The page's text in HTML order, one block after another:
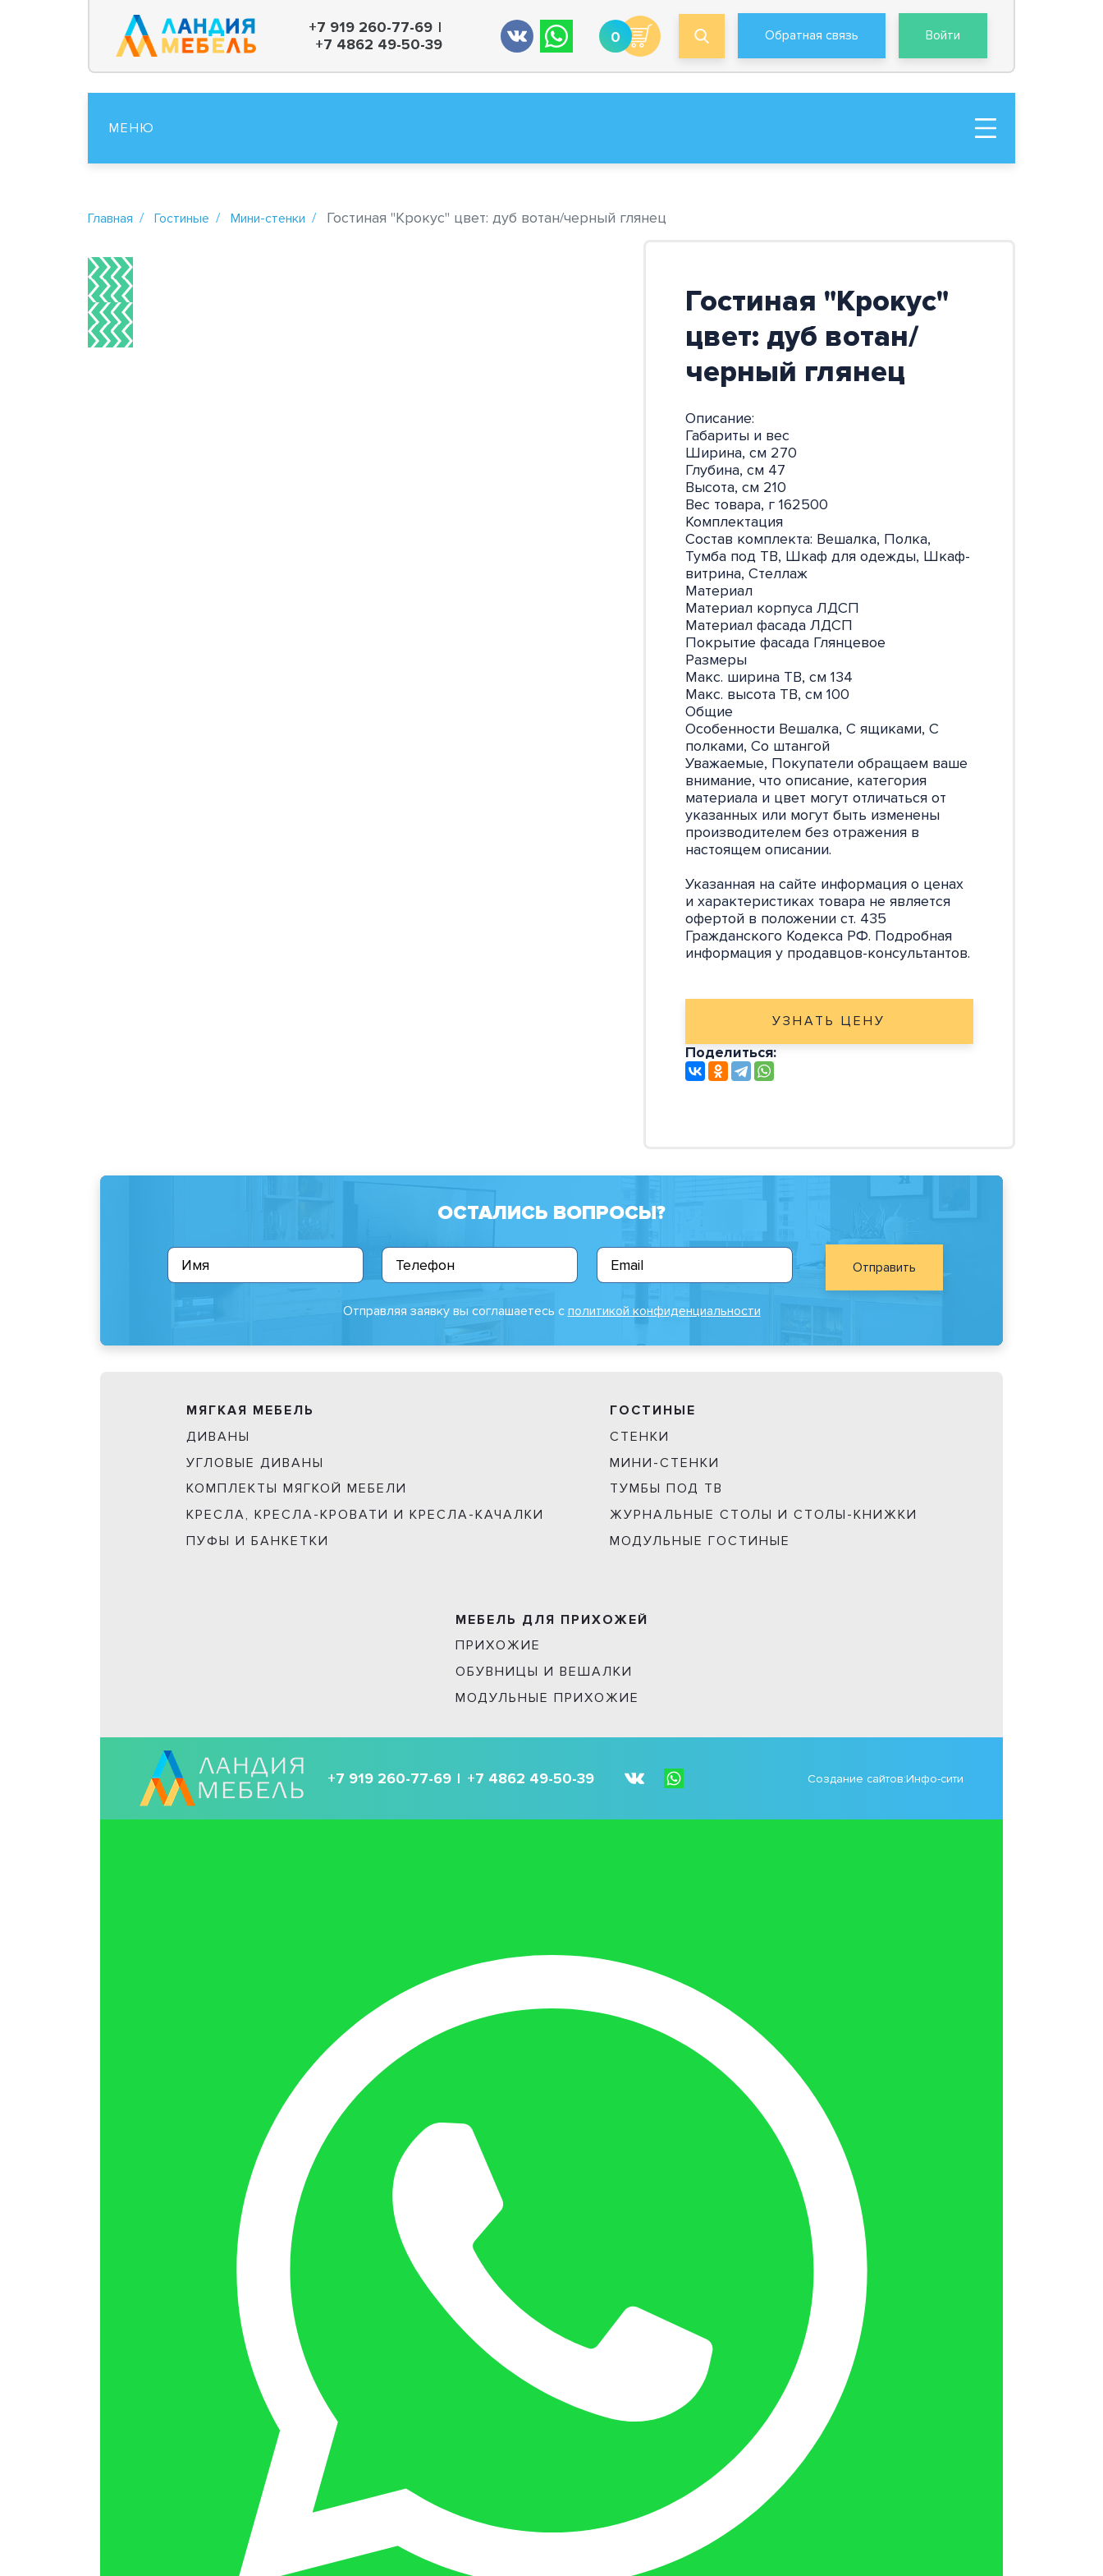
+7 919 260-77-69
+7 4862 49-50-39
0 Обратная связь Войти
МЕНЮ
Главная Гостиные Мини-стенки Гостиная "Крокус" цвет: дуб вотан/черный глянец
Гостиная "Крокус"
цвет: дуб вотан/
черный глянец
Описание:
Габариты и вес
Ширина, см 270
Глубина, см 47
Высота, см 210
Вес товара, г 162500
Комплектация
Состав комплекта: Вешалка, Полка,
Тумба под ТВ, Шкаф для одежды, Шкаф-
витрина, Стеллаж
Материал
Материал корпуса ЛДСП
Материал фасада ЛДСП
Покрытие фасада Глянцевое
Размеры
Макс. ширина ТВ, см 134
Макс. высота ТВ, см 100
Общие
Особенности Вешалка, С ящиками, С
полками, Со штангой
Уважаемые, Покупатели обращаем ваше
внимание, что описание, категория
материала и цвет могут отличаться от
указанных или могут быть изменены
производителем без отражения в
настоящем описании.
Указанная на сайте информация о ценах
и характеристиках товара не является
офертой в положении ст. 435
Гражданского Кодекса РФ. Подробная
информация у продавцов-консультантов.
УЗНАТЬ ЦЕНУ
Поделиться:
ОСТАЛИСЬ ВОПРОСЫ?
Отправить
Отправляя заявку вы соглашаетесь с политикой конфиденциальности
МЯГКАЯ МЕБЕЛЬ
ДИВАНЫ
УГЛОВЫЕ ДИВАНЫ
КОМПЛЕКТЫ МЯГКОЙ МЕБЕЛИ
КРЕСЛА, КРЕСЛА-КРОВАТИ И КРЕСЛА-КАЧАЛКИ
ПУФЫ И БАНКЕТКИ
ГОСТИНЫЕ
СТЕНКИ
МИНИ-СТЕНКИ
ТУМБЫ ПОД ТВ
ЖУРНАЛЬНЫЕ СТОЛЫ И СТОЛЫ-КНИЖКИ
МОДУЛЬНЫЕ ГОСТИНЫЕ
МЕБЕЛЬ ДЛЯ ПРИХОЖЕЙ
ПРИХОЖИЕ
ОБУВНИЦЫ И ВЕШАЛКИ
МОДУЛЬНЫЕ ПРИХОЖИЕ
+7 919 260-77-69 +7 4862 49-50-39 Создание сайтов:Инфо-сити